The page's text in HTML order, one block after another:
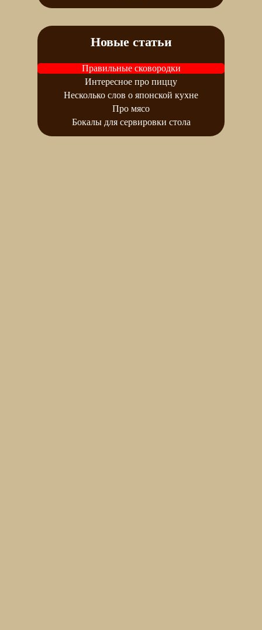
Новые статьи
Правильные сковородки
Интересное про пиццу
Несколько слов о японской кухне
Про мясо
Бокалы для сервировки стола